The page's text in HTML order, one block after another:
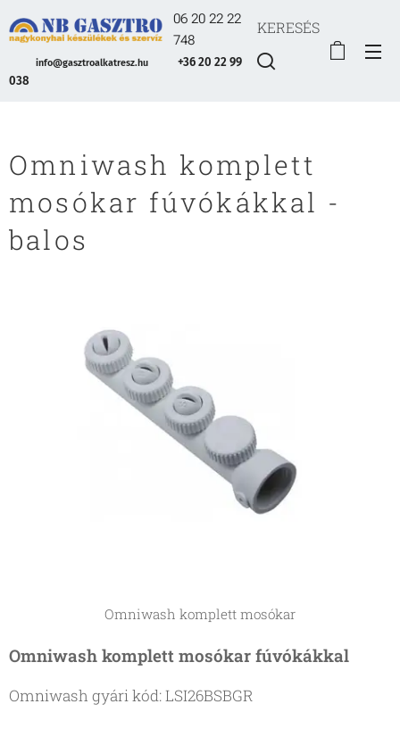
06 20 22 22
748
info@gasztroalkatresz.hu
+36 20 22 99
038
KERESÉS
Omniwash komplett
mosókar fúvókákkal -
balos
Omniwash komplett mosókar
Omniwash komplett mosókar fúvókákkal
Omniwash gyári kód: LSI26BSBGR